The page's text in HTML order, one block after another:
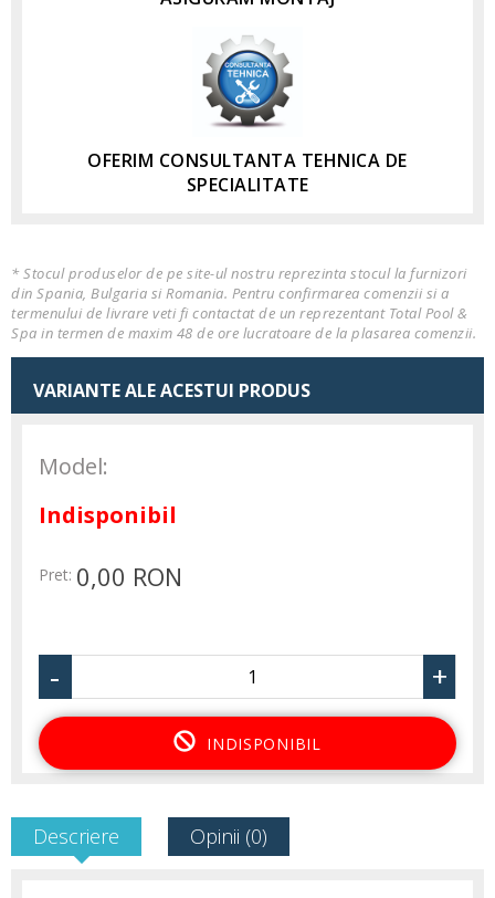
OFERIM CONSULTANTA TEHNICA DE
SPECIALITATE
* Stocul produselor de pe site-ul nostru reprezinta stocul la furnizori
din Spania, Bulgaria si Romania. Pentru confirmarea comenzii si a
termenului de livrare veti fi contactat de un reprezentant Total Pool &
Spa in termen de maxim 48 de ore lucratoare de la plasarea comenzii.
VARIANTE ALE ACESTUI PRODUS
Model:
Indisponibil
Pret: 0,00 RON
- +
INDISPONIBIL
Descriere Opinii (0)